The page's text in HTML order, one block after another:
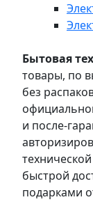
Бытовая
товары, по
без
и после-
быстрой
подарками